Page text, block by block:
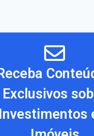
Exclusivos
Investimentos